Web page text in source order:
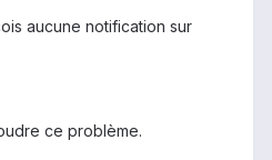
aucune notification sur
ce problème.